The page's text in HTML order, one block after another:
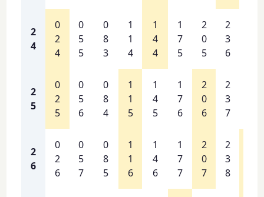
2
4
0
2
4
0
5
5
0
8
3
1
1
4
1
4
4
1
7
5
2
0
5
2
3
6
2
5
0
2
5
0
5
6
0
8
4
1
1
5
1
4
5
1
7
6
2
0
6
2
3
7
2
6
0
2
6
0
5
7
0
8
5
1
1
6
1
4
6
1
7
7
2
0
7
2
3
8